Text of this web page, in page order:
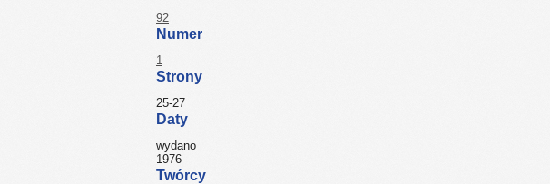
92
Numer
1
Strony
25-27
Daty
wydano
1976
Twórcy